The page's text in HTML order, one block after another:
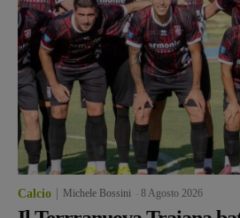
Calcio Michele Bossini 8 Agosto 2026